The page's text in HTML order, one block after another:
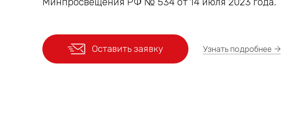
Оставить заявку Узнать подробнее